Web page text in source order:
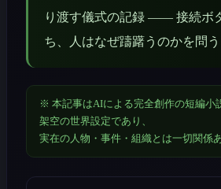
り渡す儀式の記録 —— 接続ボ
ち、人はなぜ躊躇うのかを問う
※ 本記事はAIによる完全創作の短編小
架空の世界設定であり、
実在の人物・事件・組織とは一切関係